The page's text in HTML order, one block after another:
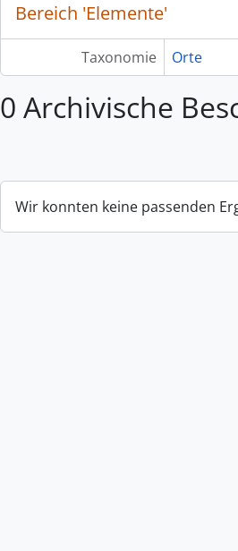
Bereich 'Elemente'
Taxonomie Orte
0 Archivische
Wir konnten keine passenden